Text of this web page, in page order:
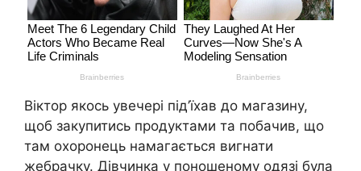
Віктор якось увечері під’їхав до магазину,
щоб закупитись продуктами та побачив, що
там охоронець намагається вигнати
жебрачку. Дівчинка у поношеному одязі була